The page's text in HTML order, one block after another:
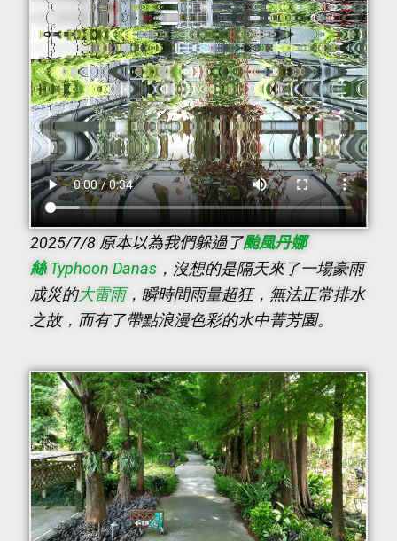
2025/7/8 原本以為我們躲過了颱風丹娜
絲 Typhoon Danas，沒想的是隔天來了一場豪雨
成災的大雷雨，瞬時間雨量超狂，無法正常排水
之故，而有了帶點浪漫色彩的水中菁芳園。